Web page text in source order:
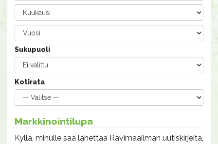
Sukupuoli
Kotirata
Markkinointilupa
Kyllä, minulle saa lähettää Ravimaailman uutiskirjeitä,